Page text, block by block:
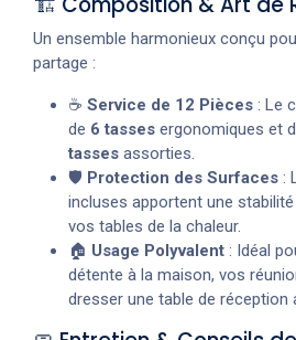
Un ensemble harmonieux conçu
partage :
☕ Service de 12 Pièces : Le
de 6 tasses ergonomiques et
tasses assorties.
🛡️ Protection des Surfaces :
incluses apportent une
vos tables de la chaleur.
🏠 Usage Polyvalent : Idéal
détente à la maison, vos
dresser une table de réception